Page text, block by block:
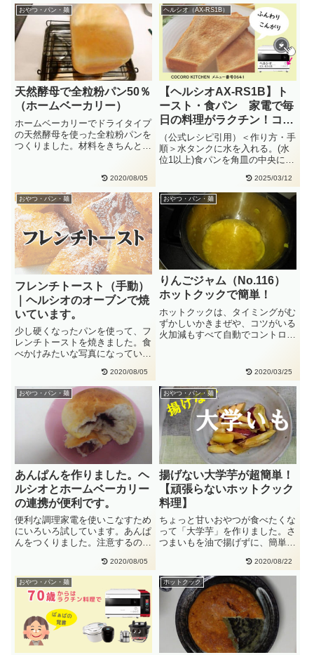
おやつ・パン・麺
天然酵母で全粒粉パン50％
（ホームベーカリー）
ホームベーカリーでドライタイプ
の天然酵母を使った全粒粉パンを
つくりました。材料をきちんと測
2020/08/05
ヘルシオ（AX-RS1B）
【ヘルシオAX-RS1B】ト
ースト・食パン 家電で毎
日の料理がラクチン！ココ
ロキッチンの使い方
（公式レシピ引用）＜作り方・手
順＞水タンクに水を入れる。(水
位1以上)食パンを角皿の中央にの
2025/03/12
おやつ・パン・麺
フレンチトースト（手動）
｜ヘルシオのオーブンで焼
いています。
少し硬くなったパンを使って、フ
レンチトーストを焼きました。食
べかけみたいな写真になっていま
2020/08/05
おやつ・パン・麺
りんごジャム（No.116）
ホットクックで簡単！
ホットクックは、タイミングがむ
ずかしいかきまぜや、コツがいる
火加減もすべて自動でコントロー
2020/03/25
おやつ・パン・麺
あんぱんを作りました。ヘ
ルシオとホームベーカリー
の連携が便利です。
便利な調理家電を使いこなすため
にいろいろ試しています。あんぱ
んをつくりました。注意するの
2020/08/05
おやつ・パン・麺
揚げない大学芋が超簡単！
【頑張らないホットクック
料理】
ちょっと甘いおやつが食べたくな
って「大学芋」を作りました。さ
つまいもを油で揚げずに、簡単調
2020/08/22
おやつ・パン・麺 ホットクック